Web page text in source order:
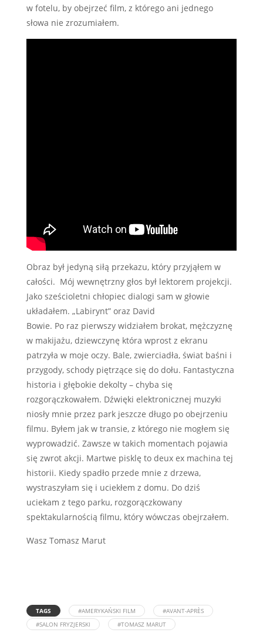
w fotelu, by obejrzeć film, z którego ani jednego
słowa nie zrozumiałem.
Obraz był jedyną siłą przekazu, który przyjąłem w
całości. Mój wewnętrzny głos był lektorem projekcji.
Jako sześcioletni chłopiec dialogi sam w głowie
układałem. „Labirynt” oraz David
Bowie. Po raz pierwszy widziałem brokat, mężczyznę
w makijażu, dziewczynę która wprost z ekranu
patrzyła w moje oczy. Bale, zwierciadła, świat baśni i
przygody, schody piętrzące się do dołu. Fantastyczna
historia i głębokie dekolty – chyba się
rozgorączkowałem. Dźwięki elektronicznej muzyki
niosły mnie przez park jeszcze długo po obejrzeniu
filmu. Byłem jak w transie, z którego nie mogłem się
wyprowadzić. Zawsze w takich momentach pojawia
się zwrot akcji. Martwe pisklę to deux ex machina tej
historii. Kiedy spadło przede mnie z drzewa,
wystraszyłam się i uciekłem z domu. Do dziś
uciekam z tego parku, rozgorączkowany
spektakularnością filmu, który wówczas obejrzałem.
Wasz Tomasz Marut
TAGS #AMERYKAŃSKI FILM
#AVANT-APRÈS
#SALON FRYZJERSKI
#TOMASZ MARUT